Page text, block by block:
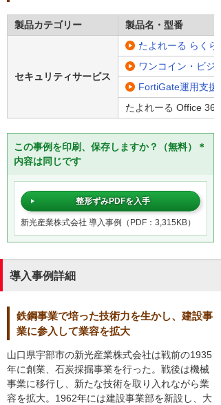
製品カテゴリー 製品名・型番
セキュリティサービス
たよれーる らくら
ワンコイン・ビジ
FortiGate運用支
たよれーる Office 365
この事例を印刷、保存しますか？（無料）＊
内容は同じです
整形ずみPDFを入手
新光産業株式会社 導入事例（PDF：3,315KB）
導入事例詳細
鉄鋼事業で培った技術力を生かし、建設事
業に参入して業容を拡大
山口県宇部市の新光産業株式会社は戦前の1935
年に創業、石炭採掘事業を行った。戦後は機械
事業に移行し、新たな技術を取り入れながら業
容を拡大。1962年には建設事業部を新設し、大